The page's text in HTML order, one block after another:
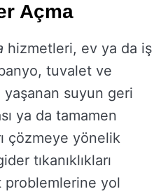
Açma
hizmetleri, ev ya da iş
tuvalet ve
suyun geri
ya da tamamen
çözmeye yönelik
tıkanıklıkları
problemlerine yol